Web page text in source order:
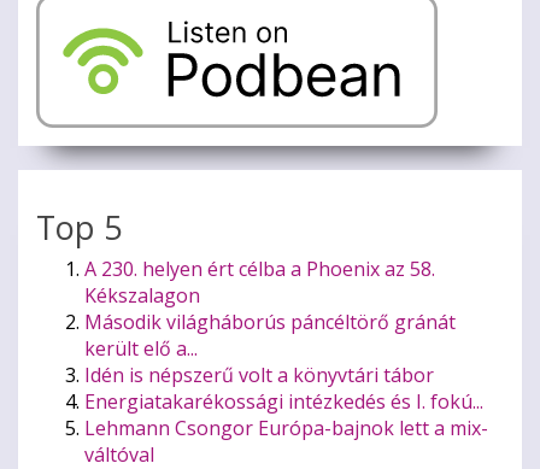
Top 5
A 230. helyen ért célba a Phoenix az 58.
Kékszalagon
Második világháborús páncéltörő gránát
került elő a...
Idén is népszerű volt a könyvtári tábor
Energiatakarékossági intézkedés és I. fokú...
Lehmann Csongor Európa-bajnok lett a mix-
váltóval